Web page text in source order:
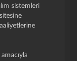
sistemleri